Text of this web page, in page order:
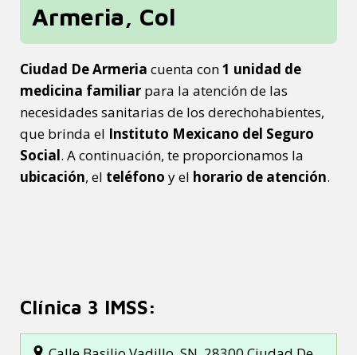
Armeria, Col
Ciudad De Armeria cuenta con1 unidad de
medicina familiar para la atención de las
necesidades sanitarias de los derechohabientes,
que brinda el Instituto Mexicano del Seguro
Social. A continuación, te proporcionamos la
ubicación, el teléfono y el horario de atención.
Clínica 3 IMSS: